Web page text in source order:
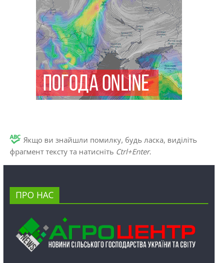
Якщо ви знайшли помилку, будь ласка, виділіть
фрагмент тексту та натисніть Ctrl+Enter.
ПРО НАС